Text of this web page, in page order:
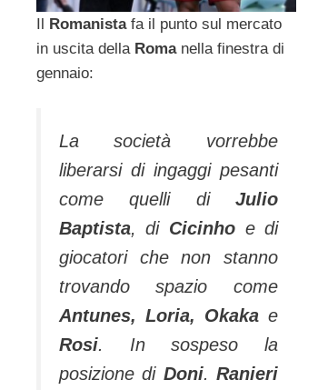
Il Romanista fa il punto sul mercato
in uscita della Roma nella finestra di
gennaio:
La società vorrebbe
liberarsi di ingaggi pesanti
come quelli di Julio
Baptista, di Cicinho e di
giocatori che non stanno
trovando spazio come
Antunes, Loria, Okaka e
Rosi. In sospeso la
posizione di Doni. Ranieri